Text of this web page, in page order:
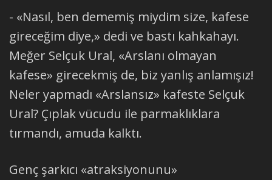
- «Nasıl, ben dememiş miydim size, kafese
gireceğim diye,» dedi ve bastı kahkahayı.
Meğer Selçuk Ural, «Arslanı olmayan
kafese» girecekmiş de, biz yanlış anlamışız!
Neler yapmadı «Arslansız» kafeste Selçuk
Ural? Çıplak vücudu ile parmaklıklara
tırmandı, amuda kalktı.
Genç şarkıcı «atraksiyonunu»